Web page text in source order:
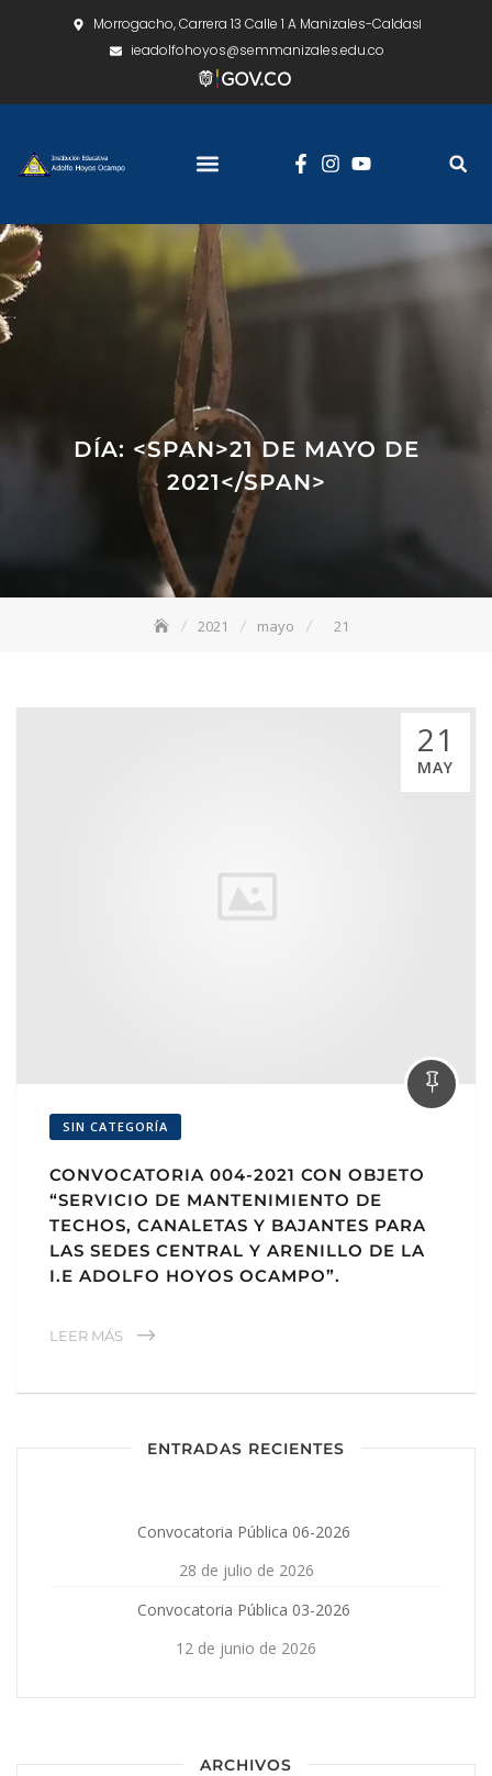
Morrogacho, Carrera 13 Calle 1 A Manizales-Caldas
ieadolfohoyos@semmanizales.edu.co
DÍA: <SPAN>21 DE MAYO DE
2021</SPAN>
2021 mayo 21
21
MAY
SIN CATEGORÍA
CONVOCATORIA 004-2021 CON OBJETO
“SERVICIO DE MANTENIMIENTO DE
TECHOS, CANALETAS Y BAJANTES PARA
LAS SEDES CENTRAL Y ARENILLO DE LA
I.E ADOLFO HOYOS OCAMPO”.
LEER MÁS
ENTRADAS RECIENTES
Convocatoria Pública 06-2026
28 de julio de 2026
Convocatoria Pública 03-2026
12 de junio de 2026
ARCHIVOS